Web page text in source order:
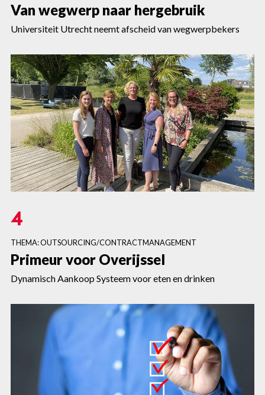
Van wegwerp naar hergebruik
Universiteit Utrecht neemt afscheid van wegwerpbekers
4
THEMA: OUTSOURCING/CONTRACTMANAGEMENT
Primeur voor Overijssel
Dynamisch Aankoop Systeem voor eten en drinken